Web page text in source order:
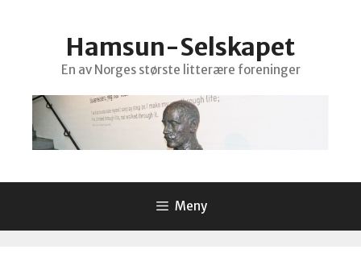
Hamsun-Selskapet
En av Norges største litterære foreninger
Meny